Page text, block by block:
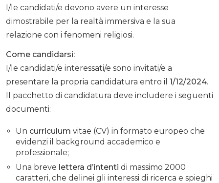
I/le candidati/e devono avere un interesse
dimostrabile per la realtà immersiva e la sua
relazione con i fenomeni religiosi.
Come candidarsi:
I/le candidati/e interessati/e sono invitati/e a
presentare la propria candidatura entro il 1/12/2024.
Il pacchetto di candidatura deve includere i seguenti
documenti:
Un curriculum vitae (CV) in formato europeo che
evidenzi il background accademico e
professionale;
Una breve lettera d’intenti di massimo 2000
caratteri, che delinei gli interessi di ricerca e spieghi